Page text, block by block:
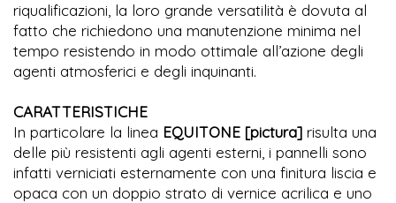
riqualificazioni, la loro grande versatilità è dovuta al
fatto che richiedono una manutenzione minima nel
tempo resistendo in modo ottimale all’azione degli
agenti atmosferici e degli inquinanti.
CARATTERISTICHE
In particolare la linea EQUITONE [pictura] risulta una
delle più resistenti agli agenti esterni, i pannelli sono
infatti verniciati esternamente con una finitura liscia e
opaca con un doppio strato di vernice acrilica e uno